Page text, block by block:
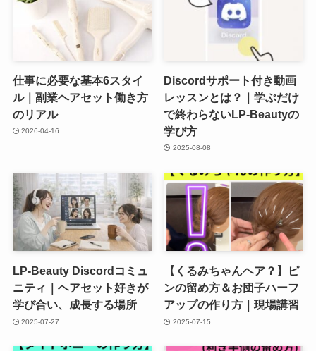
仕事に必要な基本6スタイ
ル｜副業ヘアセット働き方
のリアル
2026-04-16
Discordサポート付き動画
レッスンとは？｜学ぶだけ
で終わらないLP-Beautyの
学び方
2025-08-08
LP-Beauty Discordコミュ
ニティ｜ヘアセット好きが
学び合い、成長する場所
2025-07-27
【くるみちゃんヘア？】ピ
ンの留め方＆お団子ハーフ
アップの作り方｜現場講習
2025-07-15